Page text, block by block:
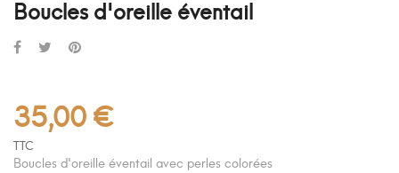
Boucles d'oreille éventail
35,00 €
TTC
Boucles d'oreille éventail avec perles colorées